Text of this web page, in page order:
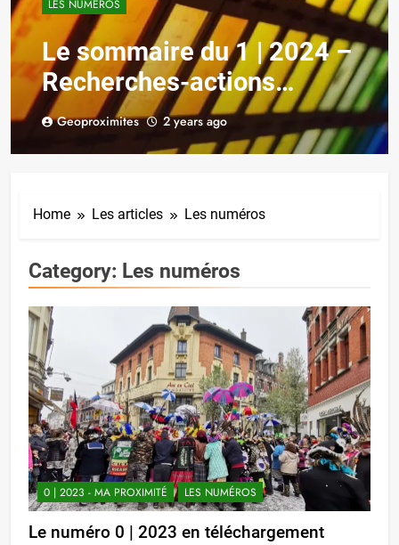
LES NUMÉROS
Le sommaire du 1 | 2024 –
Recherches-actions
participatives
Geoproximites 2 years ago
Home Les articles Les numéros
Category: Les numéros
0 | 2023 - MA PROXIMITÉ LES NUMÉROS
Le numéro 0 | 2023 en téléchargement